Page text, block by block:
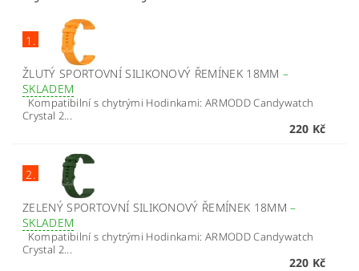
1.
ŽLUTÝ SPORTOVNÍ SILIKONOVÝ ŘEMÍNEK 18MM –
SKLADEM
Kompatibilní s chytrými Hodinkami: ARMODD Candywatch
Crystal 2...
220 Kč
2.
ZELENÝ SPORTOVNÍ SILIKONOVÝ ŘEMÍNEK 18MM–
SKLADEM
Kompatibilní s chytrými Hodinkami: ARMODD Candywatch
Crystal 2...
220 Kč